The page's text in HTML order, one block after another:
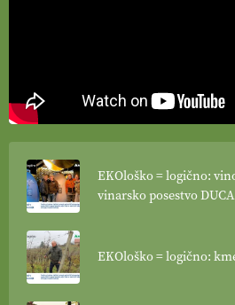
EKOloško = logično:
vinarsko posestvo
EKOloško = logično: